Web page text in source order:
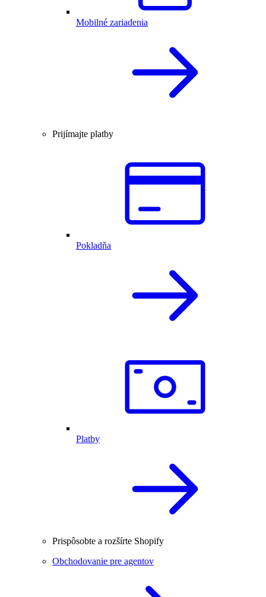
Mobilné zariadenia
Prijímajte platby
Pokladňa
Platby
Prispôsobte a rozšírte Shopify
Obchodovanie pre agentov